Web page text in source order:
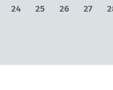
24 25 26 27